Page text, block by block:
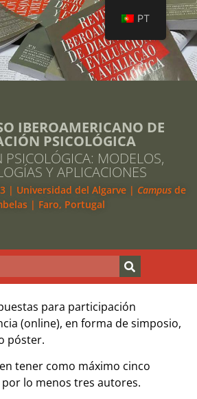
IBEROAMERICANO DE
PSICOLÓGICA
PSICOLÓGICA: MODELOS,
Y APLICACIONES
| Universidad del Algarve | Campusde
| Faro, Portugal
para participación
(online), en forma de simposio,
póster.
tener como máximo cinco
lo menos tres autores.
PT